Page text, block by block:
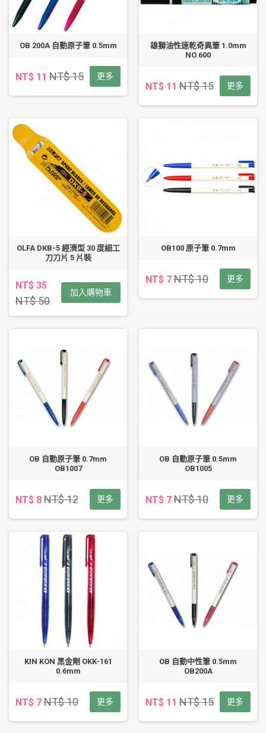
OB 200A 自動原子筆 0.5mm
NT$ 11 NT$ 15 更多
雄獅油性速乾奇異筆 1.0mm
NO.600
NT$ 11 NT$ 15 更多
OLFA DKB-5 經濟型 30 度細工
刀刀片 5 片裝
NT$ 35
NT$ 50
加入購物車
OB100 原子筆 0.7mm
NT$ 7 NT$ 10 更多
OB 自動原子筆 0.7mm
OB1007
NT$ 8 NT$ 12 更多
OB 自動原子筆 0.5mm
OB1005
NT$ 7 NT$ 10 更多
KIN KON 黑金剛 OKK-161
0.6mm
NT$ 7 NT$ 10 更多
OB 自動中性筆 0.5mm
OB200A
NT$ 11 NT$ 15 更多